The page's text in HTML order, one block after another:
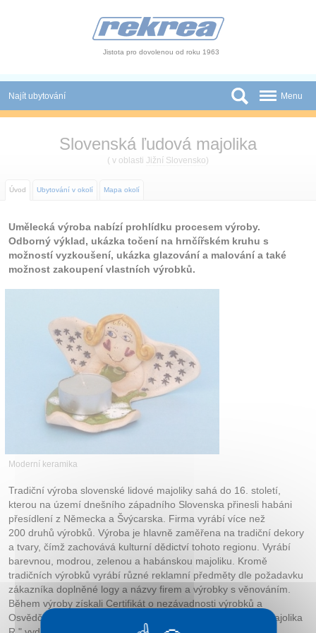
Jistota pro dovolenou od roku 1963
Najít ubytování
Autobusové zájezdy
Novinky
Atrakce
Menu
Slovenská ľudová majolika
( v oblasti Jižní Slovensko)
Úvod Ubytování v okolí Mapa okolí
Umělecká výroba nabízí prohlídku procesem výroby.
Odborný výklad, ukázka točení na hrnčířském kruhu s
možností vyzkoušení, ukázka glazování a malování a také
možnost zakoupení vlastních výrobků.
Moderní keramika
Tradiční výroba slovenské lidové majoliky sahá do 16. století,
kterou na území dnešního západního Slovenska přinesli habáni
přesídlení z Německa a Švýcarska. Firma vyrábí více než
200 druhů výrobků. Výroba je hlavně zaměřena na tradiční dekory
a tvary, čímž zachovává kulturní dědictví tohoto regionu. Vyrábí
barevnou, modrou, zelenou a habánskou majoliku. Kromě
tradičních výrobků vyrábí různé reklamní předměty dle požadavku
zákazníka doplněné logy a názvy firem a výrobky s věnováním.
Během výroby získali Certifikát o nezávadnosti výrobků a
Osvědčení o zápisu ochranné známky " Slovenská lidová majolika